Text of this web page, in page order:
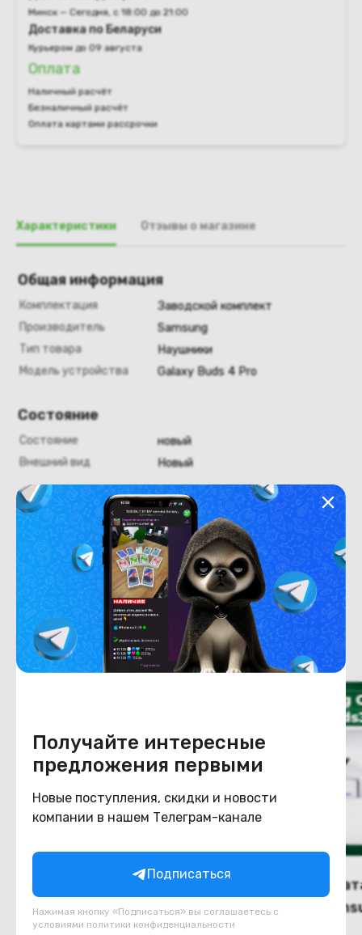
Получайте интересные
предложения первыми
Новые поступления, скидки и новости
компании в нашем Телеграм-канале
Подписаться
Нажимая кнопку «Подписаться» вы соглашаетесь с
условиями политики конфиденциальности
Минск — Сегодня, с 18:00 до 21:00
Доставка по Беларуси
Курьером до 09 августа
Оплата
Наличный расчёт
Безналичный расчёт
Оплата картами рассрочки
Характеристики Отзывы о магазине
Общая информация
Комплектация
Заводской комплект
Производитель
Samsung
Тип товара
Наушники
Модель устройства
Galaxy Buds 4 Pro
Состояние
Состояние
новый
Внешний вид
Новый
Конструкция
Цвет розовое золото
Похожие товары
(новый. запечатан.)
Наушники Samsung Galaxy
Buds 4 Pro (розовое
Под заказ
(новый.
Наушники